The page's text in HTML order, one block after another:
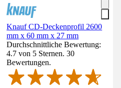
Knauf CD-Deckenprofil 2600
mm x 60 mm x 27 mm
Durchschnittliche Bewertung:
4.7 von 5 Sternen. 30
Bewertungen.